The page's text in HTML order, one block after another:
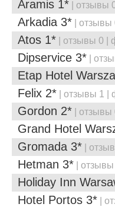
Aramis 1* | отзывы
Arkadia 3* |
Atos 1* | отзывы 0 |
Dipservice 3* |
Etap Hotel
Felix 2* | отзывы 1 |
Gordon 2* |
Grand Hotel
Gromada 3* |
Hetman 3* |
Holiday Inn
Hotel Portos 3* |